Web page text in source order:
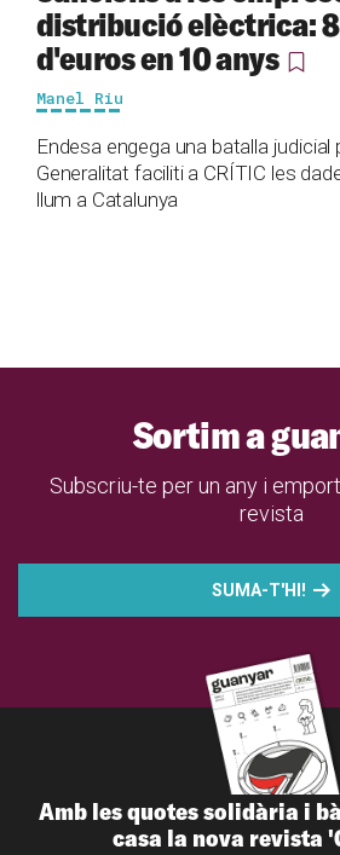
distribució elèctrica:
d'euros en 10 anys
Manel Riu
Endesa engega una batalla judicial
Generalitat faciliti a CRÍTIC les
llum a Catalunya
Sortim a
Subscriu-te per un any i
revista
SUMA-T'HI!
Amb les quotes solidària i
casa la nova revista